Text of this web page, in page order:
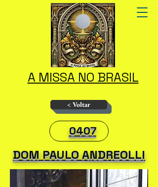
A MISSA NO BRASIL
< Voltar
0407
DOM PAULO ANDREOLLI